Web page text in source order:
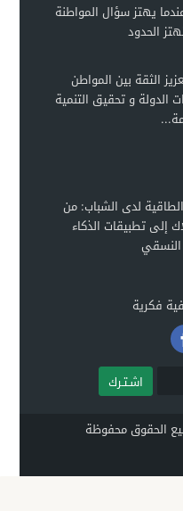
يهتز سؤال المواطنة
الحدود
الثقة بين المواطن
و تحقيق التنمية
لدى الشباب: من
إلى تطبيقات الذكاء
فكرية
اشـتـرك